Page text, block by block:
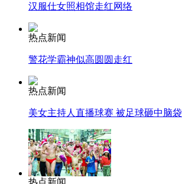
汉服仕女照相馆走红网络
热点新闻
警花学霸神似高圆圆走红
热点新闻
美女主持人直播球赛 被足球砸中脑袋
热点新闻